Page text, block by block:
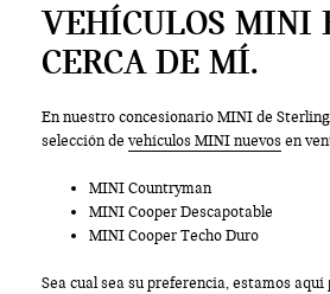
VEHÍCULOS MINI
CERCA DE MÍ.
En nuestro concesionario MINI de
selección devehículos MINI nuevosen
MINI Countryman
MINI Cooper Descapotable
MINI Cooper Techo Duro
Sea cual sea su preferencia, estamos aquí